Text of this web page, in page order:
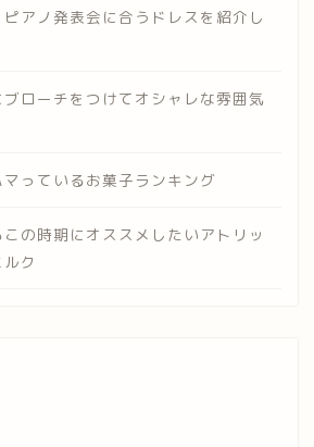
ピアノ発表会に合うドレスを紹介し
ローチをつけてオシャレな雰囲気
っているお菓子ランキング
の時期にオススメしたいアトリッ
ク